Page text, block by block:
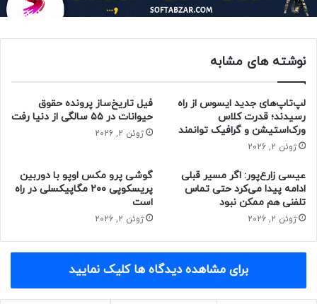
سرمایه‌گذاری خواهند کرد که می‌توان از
آن‌ها در محصولات دوربین و لنز
استفاده کرد. علاوه‌براین با این همکاری،
فناوری‌های توسعه‌ی یافته‌ی مشترک در
محصولات لایکا و لومیکس به‌کار گرفته
خواهد شد تا قابلیت‌های بهتری به
مشتریان ارائه دهیم.
مقاله‌های مرتبط:
پاناسونیک Toughbook 40 رونمایی شد؛ لپ تاپ فوق
هواوی از پایان همکاری با لایکا خبر داد
نوشته های مشابه
لپ‌تاپ‌های جدید ایسوس از راه
رسیدند؛ قدرت کلاس
ورک‌استیشن و گرافیک توانمند
ژوئن 2, 2026
فیل تاریخ‌ساز پرونده حقوق
حیوانات در ۵۵ سالگی از دنیا رفت
ژوئن 2, 2026
عیسی زارع‌پور: اگر مسیر قبلی
ادامه پیدا می‌کرد حتی تماس
تلفنی هم ممکن نبود
ژوئن 2, 2026
گوشی پرو مکس اوپو با دوربین
پریسکوپی ۲۰۰ مگاپیکسلی در راه
است
ژوئن 2, 2026
برای مشاهده دیدگاه ها کلیک نمایید